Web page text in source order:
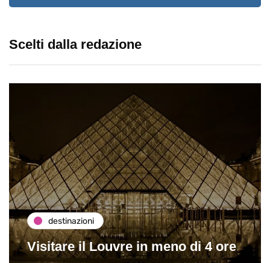
Scelti dalla redazione
destinazioni
Visitare il Louvre in meno di 4 ore